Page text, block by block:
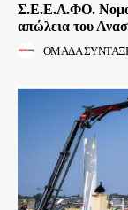
Σ.Ε.Ε.Λ.ΦΟ.
απώλεια του
ΟΜΑΔΑ